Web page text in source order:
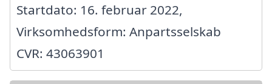
Startdato: 16. februar 2022,
Virksomhedsform: Anpartsselskab
CVR: 43063901